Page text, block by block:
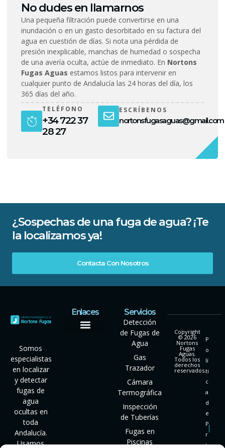
No dudes en llamarnos
Una pequeña filtración puede convertirse en una
inundación o en un gasto desorbitado en su factura del
agua en cuestión de días. Si nota una pérdida de
presión inexplicable, manchas de humedad o sospecha
de una avería oculta, actúe de inmediato. En Nortons
Fugas Aguas estamos listos para intervenir en
cualquier punto de Andalucía las 24 horas del día, los
365 días del año.
TELÉFONO
+34 722 37
28 27
ESCRÍBENOS
nortonsfugasaguas@gmail.com
¿Sospechas de una fuga de agua? ¡Te
la localizamos ya!
Contacta Con Nosotros
Somos
especialistas
en localizar
y detectar
fugas de
agua
ocultas en
toda
Andalucía.
Usamos
Enlaces
Servicios
Detección
de Fugas de
Agua
Gas
Trazador
Cámara
Termográfica
Inspección
de Tuberías
Fugas en
Piscinas
Copyright
© 2026
Nortons
Fugas
Aguas.
Todos los
derechos
reservados.
P
o
lí
ti
c
a
d
e
P
r
i